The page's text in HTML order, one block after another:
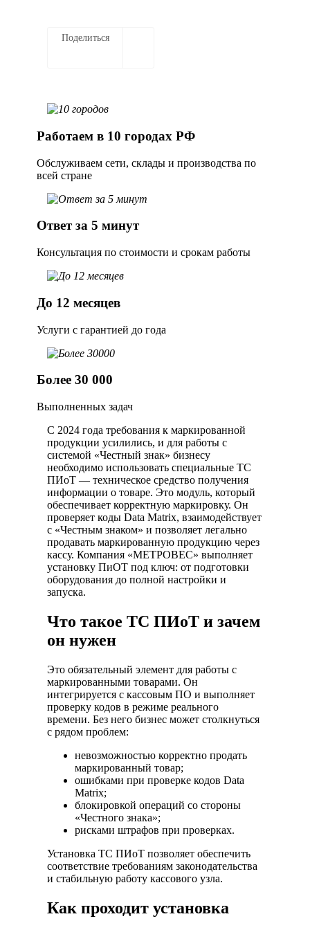
Поделиться
Работаем в 10 городах РФ
Обслуживаем сети, склады и производства по
всей стране
Ответ за 5 минут
Консультация по стоимости и срокам работы
До 12 месяцев
Услуги с гарантией до года
Более 30 000
Выполненных задач
С 2024 года требования к маркированной
продукции усилились, и для работы с
системой «Честный знак» бизнесу
необходимо использовать специальные ТС
ПИоТ — техническое средство получения
информации о товаре. Это модуль, который
обеспечивает корректную маркировку. Он
проверяет коды Data Matrix, взаимодействует
с «Честным знаком» и позволяет легально
продавать маркированную продукцию через
кассу. Компания «МЕТРОВЕС» выполняет
установку ПиОТ под ключ: от подготовки
оборудования до полной настройки и
запуска.
Что такое ТС ПИоТ и зачем
он нужен
Это обязательный элемент для работы с
маркированными товарами. Он
интегрируется с кассовым ПО и выполняет
проверку кодов в режиме реального
времени. Без него бизнес может столкнуться
с рядом проблем:
невозможностью корректно продать
маркированный товар;
ошибками при проверке кодов Data
Matrix;
блокировкой операций со стороны
«Честного знака»;
рисками штрафов при проверках.
Установка ТС ПИоТ позволяет обеспечить
соответствие требованиям законодательства
и стабильную работу кассового узла.
Как проходит установка